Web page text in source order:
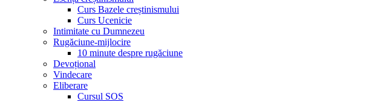
Curs Bazele creștinismului
Curs Ucenicie
Intimitate cu Dumnezeu
Rugăciune-mijlocire
10 minute despre rugăciune
Devoțional
Vindecare
Eliberare
Cursul SOS